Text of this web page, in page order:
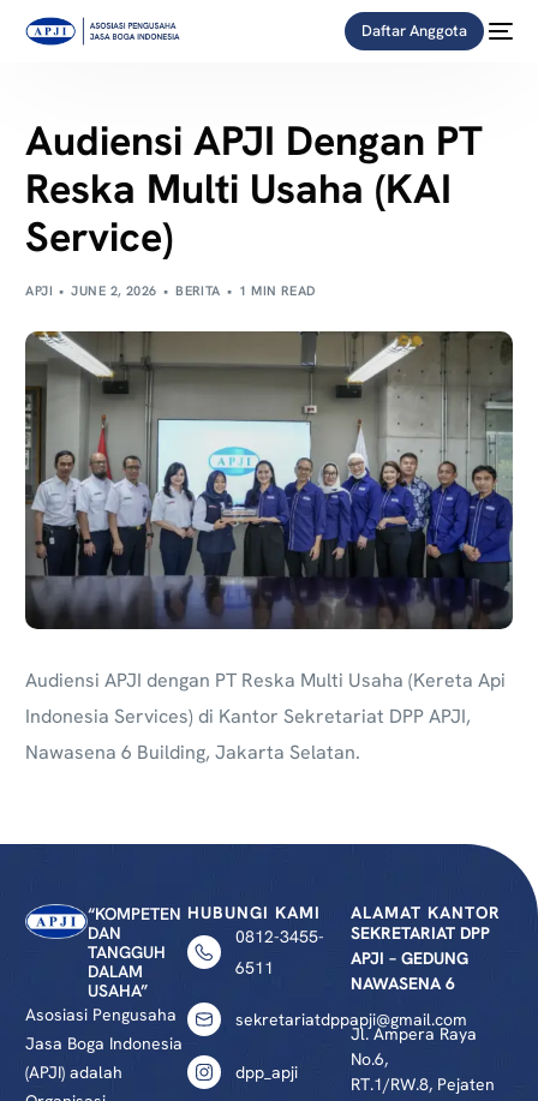
Daftar Anggota
Audiensi APJI Dengan PT
Reska Multi Usaha (KAI
Service)
APJI JUNE 2, 2026 BERITA 1 MIN READ
Audiensi APJI dengan PT Reska Multi Usaha (Kereta Api
Indonesia Services) di Kantor Sekretariat DPP APJI,
Nawasena 6 Building, Jakarta Selatan.
“KOMPETEN
DAN
TANGGUH
DALAM
USAHA”
Asosiasi Pengusaha
Jasa Boga Indonesia
(APJI) adalah
HUBUNGI KAMI
0812-3455-
6511
sekretariatdppapji@gmail.com
dpp_apji
ALAMAT KANTOR
SEKRETARIAT DPP
APJI – GEDUNG
NAWASENA 6
Jl. Ampera Raya
No.6,
RT.1/RW.8, Pejaten